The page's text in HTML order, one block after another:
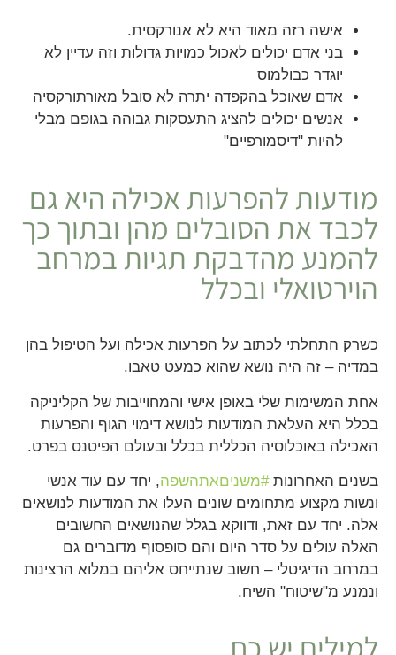
אישה רזה מאוד היא לא אנורקסית.
בני אדם יכולים לאכול כמויות גדולות וזה עדיין לא
יוגדר כבולמוס
אדם שאוכל בהקפדה יתרה לא סובל מאורתורקסיה
אנשים יכולים להציג התעסקות גבוהה בגופם מבלי
להיות "דיסמורפיים"
מודעות להפרעות אכילה היא גם
לכבד את הסובלים מהן ובתוך כך
להמנע מהדבקת תגיות במרחב
הוירטואלי ובכלל
כשרק התחלתי לכתוב על הפרעות אכילה ועל הטיפול בהן
במדיה – זה היה נושא שהוא כמעט טאבו.
אחת המשימות שלי באופן אישי והמחוייבות של הקליניקה
בכלל היא העלאת המודעות לנושא דימוי הגוף והפרעות
האכילה באוכלוסיה הכללית בכלל ובעולם הפיטנס בפרט.
בשנים האחרונות#משניםאתהשפה, יחד עם עוד אנשי
ונשות מקצוע מתחומים שונים העלו את המודעות לנושאים
אלה. יחד עם זאת, ודווקא בגלל שהנושאים החשובים
האלה עולים על סדר היום והם סופסוף מדוברים גם
במרחב הדיגיטלי – חשוב שנתייחס אליהם במלוא הרצינות
ונמנע מ"שיטוח" השיח.